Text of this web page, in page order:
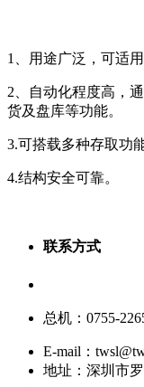
1、用途广泛，可适
2、自动化程度高，
货及盘库等功能。
3.可搭载多种存取功
4.结构安全可靠。
联系方式
总机：0755-
E-mail：
地址：深圳市